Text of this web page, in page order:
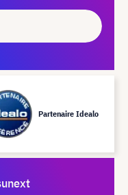
Partenaire Idealo